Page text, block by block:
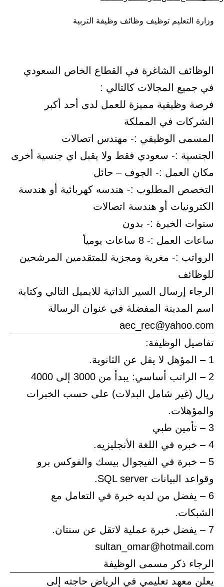
وزارة التعليم توظيف وظائف وظيفة التربية
الوظائف الشاغرة في القطاع الخاص السعودي
في جميع المجالات كالتالي :
فرصة وظيفية مميزة للعمل لدى أحد أكبر
الشركات في المملكة
المسمى الوظيفي :- مهندس اتصالات
الجنسية :- سعودي فقط ولا يقبل اي جنسية أخرى
مكان العمل :- الجوف – حائل
التخصص المطلوب :- هندسه كهربائية أو هندسة
الكترونيات أو هندسة اتصالات
سنوات الخبرة :- بدون
ساعات العمل :- 8 ساعات يومياً
الرواتب :- مغرية ومجزية للمتقدمين المرشحين
للوظائف
الرجاء إرسال السير الذاتية للايميل التالي وكتابة
اسم المدينة المفضلة في عنوان الرسالة
aec_rec@yahoo.com
تفاصيل الوظيفة:
1 – المؤهل لا يقل عن الثانوية.
2 – الراتب أساسي: يبدأ من 3000 إلى 4000
ريال (غير شامل البدلات) على حسب الخبرات
والمؤهلات.
3 – تأمين طبي
4 – خبره في اللغة الأنجليزيه.
5 – خبرة في الفيجوال بيسك والفوكس برو
وقواعد البيانات SQL server.
6 – يفضل من لديه خبرة في التعامل مع
الشبكات.
7 – يفضل خبرة عملية لاتقل عن سنتان.
sultan_omar@hotmail.com
الرجاء ذكر مسمى الوظيفة
يعلن معهد تعليمي في الرياض حاجته إلى